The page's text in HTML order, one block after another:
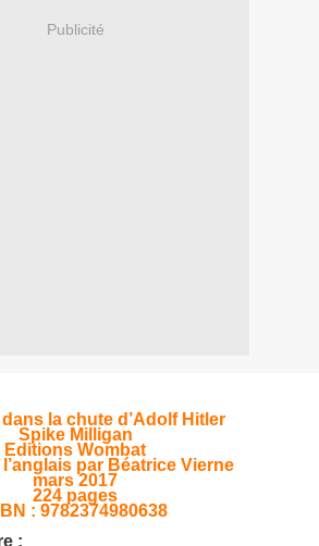
Publicité
la chute d’Adolf Hitler
Spike Milligan
Editions Wombat
par Béatrice Vierne
mars 2017
224 pages
: 9782374980638
: